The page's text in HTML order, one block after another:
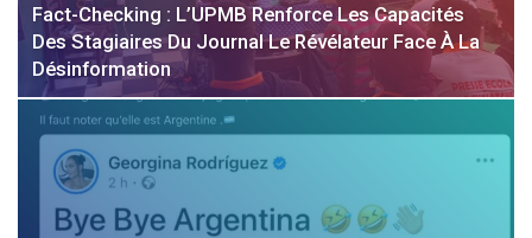
Fact-Checking : L’UPMB Renforce Les Capacités
Des Stagiaires Du Journal Le Révélateur Face À La
Désinformation